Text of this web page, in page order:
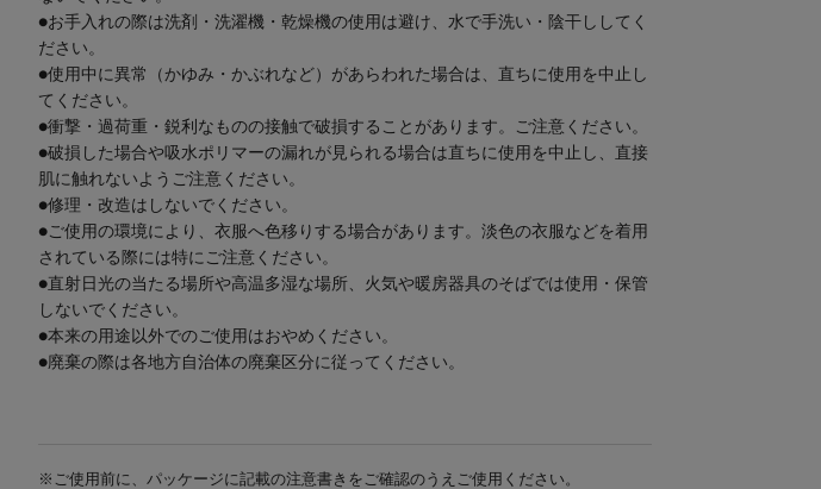
●お手入れの際は洗剤・洗濯機・乾燥機の使用は避け、水で手洗い・陰干ししてく
ださい。
●使用中に異常（かゆみ・かぶれなど）があらわれた場合は、直ちに使用を中止し
てください。
●衝撃・過荷重・鋭利なものの接触で破損することがあります。ご注意ください。
●破損した場合や吸水ポリマーの漏れが見られる場合は直ちに使用を中止し、直接
肌に触れないようご注意ください。
●修理・改造はしないでください。
●ご使用の環境により、衣服へ色移りする場合があります。淡色の衣服などを着用
されている際には特にご注意ください。
●直射日光の当たる場所や高温多湿な場所、火気や暖房器具のそばでは使用・保管
しないでください。
●本来の用途以外でのご使用はおやめください。
●廃棄の際は各地方自治体の廃棄区分に従ってください。
※ご使用前に、パッケージに記載の注意書きをご確認のうえご使用ください。